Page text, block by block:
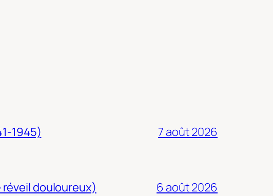
1945) 7 août 2026
réveil douloureux) 6 août 2026